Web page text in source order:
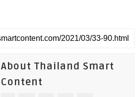
About Thailand Smart
Content